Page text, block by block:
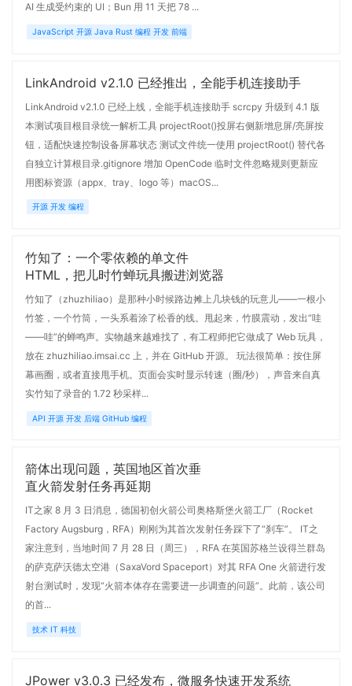
AI 生成受约束的 UI；Bun 用 11 天把 78 ...
JavaScript 开源 Java Rust 编程 开发 前端
LinkAndroid v2.1.0 已经推出，全能手机连接助手
LinkAndroid v2.1.0 已经上线，全能手机连接助手 scrcpy 升级到 4.1 版
本测试项目根目录统一解析工具 projectRoot()投屏右侧新增息屏/亮屏按
钮，适配快速控制设备屏幕状态 测试文件统一使用 projectRoot() 替代各
自独立计算根目录.gitignore 增加 OpenCode 临时文件忽略规则更新应
用图标资源（appx、tray、logo 等）macOS...
开源 开发 编程
竹知了：一个零依赖的单文件
HTML，把儿时竹蝉玩具搬进浏览器
竹知了（zhuzhiliao）是那种小时候路边摊上几块钱的玩意儿——一根小
竹签，一个竹筒，一头系着涂了松香的线。甩起来，竹膜震动，发出“哇
——哇”的蝉鸣声。实物越来越难找了，有工程师把它做成了 Web 玩具，
放在 zhuzhiliao.imsai.cc 上，并在 GitHub 开源。 玩法很简单：按住屏
幕画圈，或者直接甩手机。页面会实时显示转速（圈/秒），声音来自真
实竹知了录音的 1.72 秒采样...
API 开源 开发 后端 GitHub 编程
箭体出现问题，英国地区首次垂
直火箭发射任务再延期
IT之家 8 月 3 日消息，德国初创火箭公司奥格斯堡火箭工厂（Rocket
Factory Augsburg，RFA）刚刚为其首次发射任务踩下了“刹车”。 IT之
家注意到，当地时间 7 月 28 日（周三），RFA 在英国苏格兰设得兰群岛
的萨克萨沃德太空港（SaxaVord Spaceport）对其 RFA One 火箭进行发
射台测试时，发现“火箭本体存在需要进一步调查的问题”。此前，该公司
的首...
技术 IT 科技
JPower v3.0.3 已经发布，微服务快速开发系统